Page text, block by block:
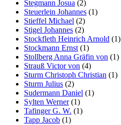
Stegmann Josua (2)
Steuerlein Johannes (1)
Stieffel Michael (2)
Stigel Johannes (2)
Stockfleth Heinrich Arnold (1)
Stockmann Ernst (1)
Stollberg Anna Gräfin von (1)
Strauß Victor von (4)
Sturm Christoph Christian (1)
Sturm Julius (2)
Sudermann Daniel (1)
Sylten Werner(1)
Tafinger G. W. (1)
Tapp Jacob (1)